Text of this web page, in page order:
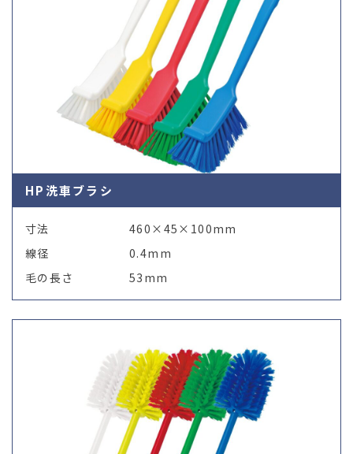
HP洗車ブラシ
寸法
460×45×100mm
線径
0.4mm
毛の長さ
53mm